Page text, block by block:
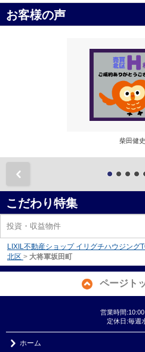
お客様の声
柴田健史
こだわり特集
投資・収益物件
LIXIL不動産ショップ イリグチハウジング
北区 > 大将軍坂田町
ページト
営業時間
定休日:毎週
ホーム